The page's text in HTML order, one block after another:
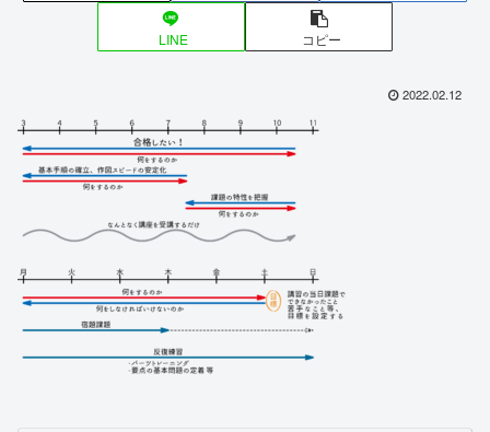
LINE コピー
2022.02.12